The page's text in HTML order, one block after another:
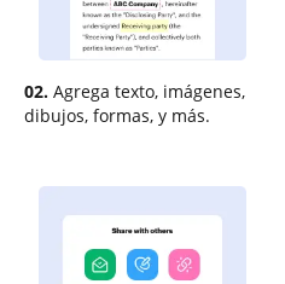
02. Agrega texto, imágenes,
dibujos, formas, y más.